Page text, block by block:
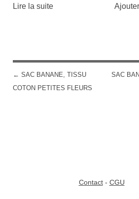
Lire la suite
POST
← SAC BANANE, TISSU
COTON PETITES FLEURS
SAC
Contact- CGU